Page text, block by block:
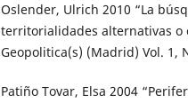
Oslender, Ulrich 2010 “La
territorialidades alternativas o
Geopolitica(s) (Madrid) Vol. 1,
Patiño Tovar, Elsa 2004